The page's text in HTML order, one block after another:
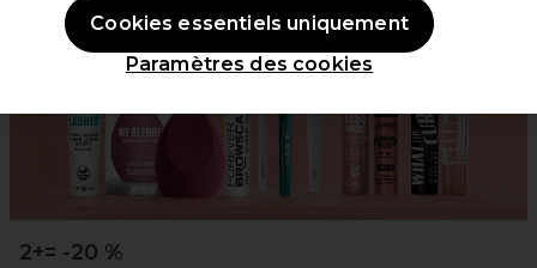
2+= -20 %
Paramètres des cookies
Cookies essentiels uniquement